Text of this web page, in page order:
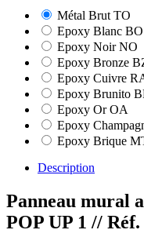
Métal Brut TO
Epoxy Blanc BO
Epoxy Noir NO
Epoxy Bronze
Epoxy Cuivre
Epoxy Brunito
Epoxy Or OA
Epoxy
Epoxy Brique
Description
Panneau mural
POP UP 1 // Réf.